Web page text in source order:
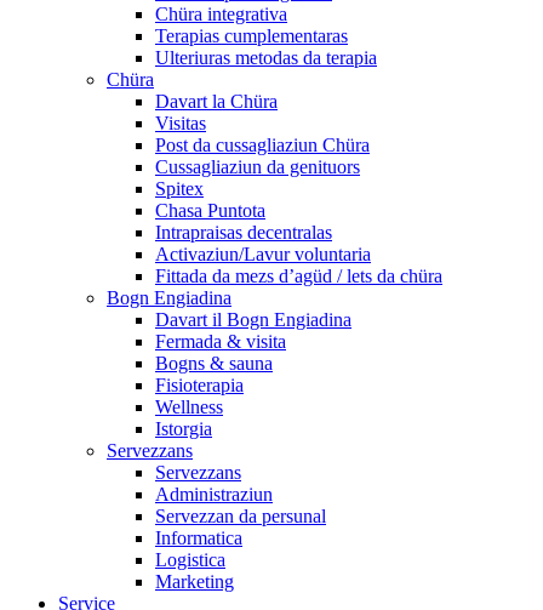
Chüra integrativa
Terapias cumplementaras
Ulteriuras metodas da terapia
Chüra
Davart la Chüra
Visitas
Post da cussagliaziun Chüra
Cussagliaziun da genituors
Spitex
Chasa Puntota
Intrapraisas decentralas
Activaziun/Lavur voluntaria
Fittada da mezs d’agüd / lets da chüra
Bogn Engiadina
Davart il Bogn Engiadina
Fermada & visita
Bogns & sauna
Fisioterapia
Wellness
Istorgia
Servezzans
Servezzans
Administraziun
Servezzan da persunal
Informatica
Logistica
Marketing
Service